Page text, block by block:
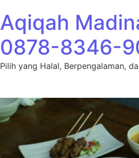
Aqiqah
0878-8346-
Pilih yang Halal, Berpengalaman,